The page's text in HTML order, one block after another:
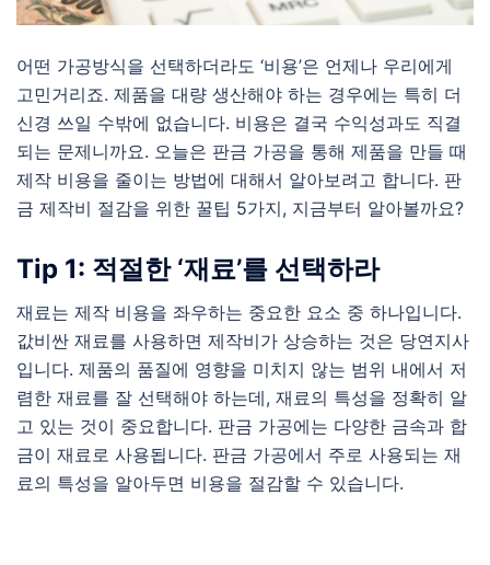
어떤 가공방식을 선택하더라도 ‘비용’은 언제나 우리에게
고민거리죠. 제품을 대량 생산해야 하는 경우에는 특히 더
신경 쓰일 수밖에 없습니다. 비용은 결국 수익성과도 직결
되는 문제니까요. 오늘은 판금 가공을 통해 제품을 만들 때
제작 비용을 줄이는 방법에 대해서 알아보려고 합니다. 판
금 제작비 절감을 위한 꿀팁 5가지, 지금부터 알아볼까요?
Tip 1: 적절한 ‘재료’를 선택하라
재료는 제작 비용을 좌우하는 중요한 요소 중 하나입니다.
값비싼 재료를 사용하면 제작비가 상승하는 것은 당연지사
입니다. 제품의 품질에 영향을 미치지 않는 범위 내에서 저
렴한 재료를 잘 선택해야 하는데, 재료의 특성을 정확히 알
고 있는 것이 중요합니다. 판금 가공에는 다양한 금속과 합
금이 재료로 사용됩니다. 판금 가공에서 주로 사용되는 재
료의 특성을 알아두면 비용을 절감할 수 있습니다.